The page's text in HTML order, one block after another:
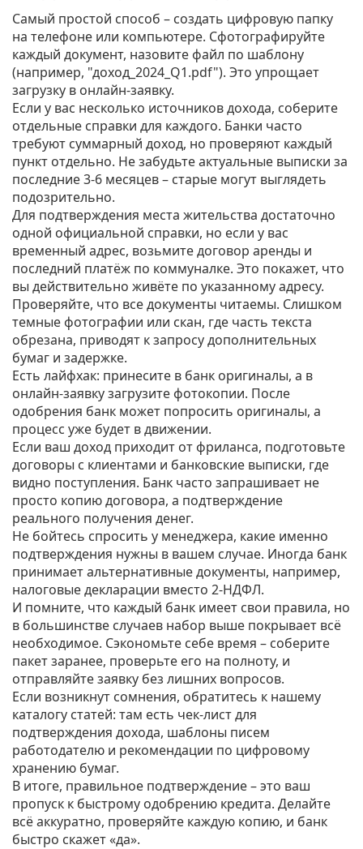
Самый простой способ – создать цифровую папку
на телефоне или компьютере. Сфотографируйте
каждый документ, назовите файл по шаблону
(например, "доход_2024_Q1.pdf"). Это упрощает
загрузку в онлайн‑заявку.
Если у вас несколько источников дохода, соберите
отдельные справки для каждого. Банки часто
требуют суммарный доход, но проверяют каждый
пункт отдельно. Не забудьте актуальные выписки за
последние 3‑6 месяцев – старые могут выглядеть
подозрительно.
Для подтверждения места жительства достаточно
одной официальной справки, но если у вас
временный адрес, возьмите договор аренды и
последний платёж по коммуналке. Это покажет, что
вы действительно живёте по указанному адресу.
Проверяйте, что все документы читаемы. Слишком
темные фотографии или скан, где часть текста
обрезана, приводят к запросу дополнительных
бумаг и задержке.
Есть лайфхак: принесите в банк оригиналы, а в
онлайн‑заявку загрузите фотокопии. После
одобрения банк может попросить оригиналы, а
процесс уже будет в движении.
Если ваш доход приходит от фриланса, подготовьте
договоры с клиентами и банковские выписки, где
видно поступления. Банк часто запрашивает не
просто копию договора, а подтверждение
реального получения денег.
Не бойтесь спросить у менеджера, какие именно
подтверждения нужны в вашем случае. Иногда банк
принимает альтернативные документы, например,
налоговые декларации вместо 2‑НДФЛ.
И помните, что каждый банк имеет свои правила, но
в большинстве случаев набор выше покрывает всё
необходимое. Сэкономьте себе время – соберите
пакет заранее, проверьте его на полноту, и
отправляйте заявку без лишних вопросов.
Если возникнут сомнения, обратитесь к нашему
каталогу статей: там есть чек‑лист для
подтверждения дохода, шаблоны писем
работодателю и рекомендации по цифровому
хранению бумаг.
В итоге, правильное подтверждение – это ваш
пропуск к быстрому одобрению кредита. Делайте
всё аккуратно, проверяйте каждую копию, и банк
быстро скажет «да».